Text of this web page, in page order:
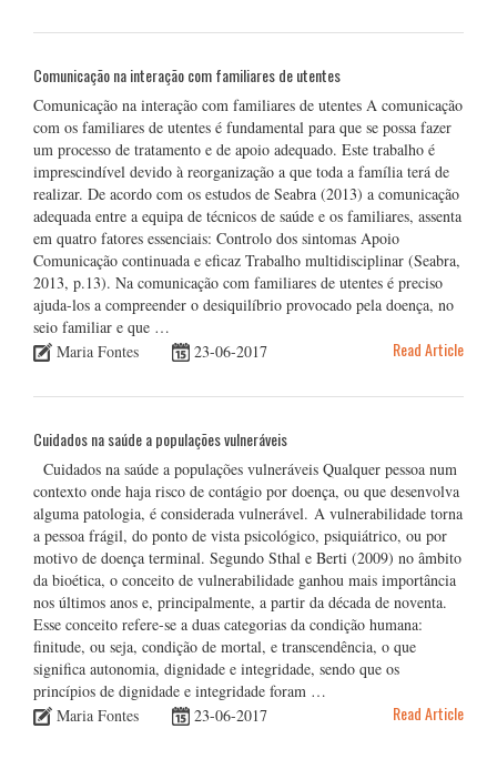
Comunicação na interação com familiares de utentes
Comunicação na interação com familiares de utentes A comunicação
com os familiares de utentes é fundamental para que se possa fazer
um processo de tratamento e de apoio adequado. Este trabalho é
imprescindível devido à reorganização a que toda a família terá de
realizar. De acordo com os estudos de Seabra (2013) a comunicação
adequada entre a equipa de técnicos de saúde e os familiares, assenta
em quatro fatores essenciais: Controlo dos sintomas Apoio
Comunicação continuada e eficaz Trabalho multidisciplinar (Seabra,
2013, p.13). Na comunicação com familiares de utentes é preciso
ajuda-los a compreender o desiquilíbrio provocado pela doença, no
seio familiar e que …
Maria Fontes
23-06-2017 Read Article
Cuidados na saúde a populações vulneráveis
Cuidados na saúde a populações vulneráveis Qualquer pessoa num
contexto onde haja risco de contágio por doença, ou que desenvolva
alguma patologia, é considerada vulnerável. A vulnerabilidade torna
a pessoa frágil, do ponto de vista psicológico, psiquiátrico, ou por
motivo de doença terminal. Segundo Sthal e Berti (2009) no âmbito
da bioética, o conceito de vulnerabilidade ganhou mais importância
nos últimos anos e, principalmente, a partir da década de noventa.
Esse conceito refere-se a duas categorias da condição humana:
finitude, ou seja, condição de mortal, e transcendência, o que
significa autonomia, dignidade e integridade, sendo que os
princípios de dignidade e integridade foram …
Maria Fontes
23-06-2017 Read Article